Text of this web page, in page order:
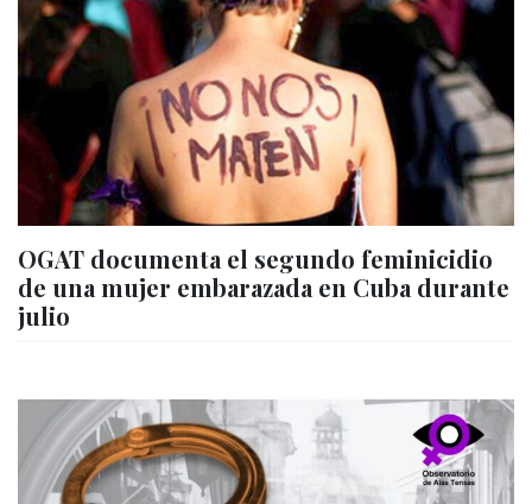
OGAT documenta el segundo feminicidio
de una mujer embarazada en Cuba durante
julio